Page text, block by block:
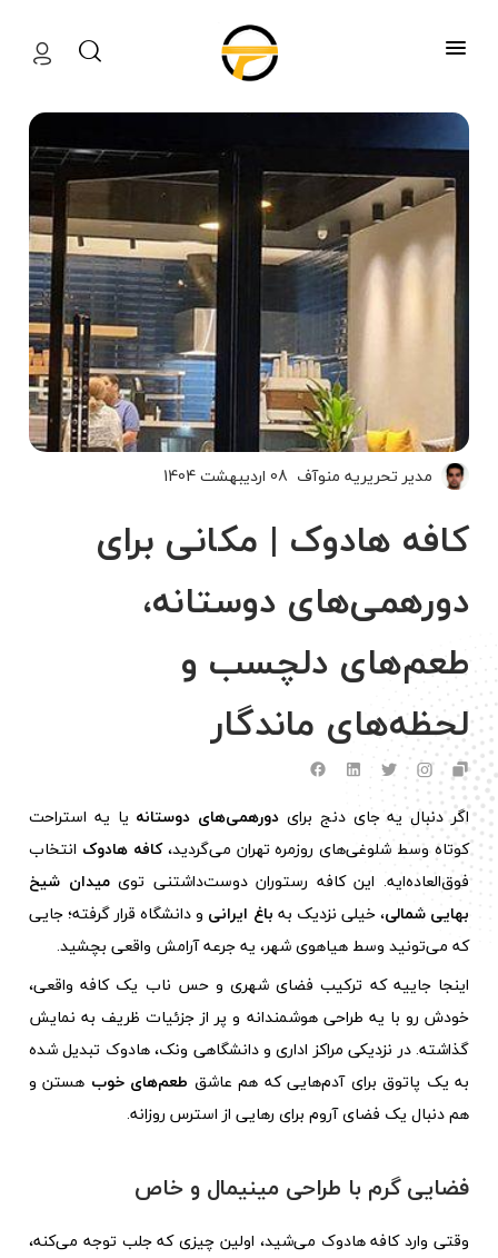
مدیر تحریریه منوآف 08 اردیبهشت 1404
کافه هادوک | مکانی برای
دورهمی‌های دوستانه،
طعم‌های دلچسب و
لحظه‌های ماندگار
اگر دنبال یه جای دنج برای دورهمی‌های دوستانه یا یه استراحت
کوتاه وسط شلوغی‌های روزمره تهران می‌گردید،کافه هادوک انتخاب
فوق‌العاده‌ایه. این کافه رستوران دوست‌داشتنی تویمیدان شیخ
بهایی شمالی، خیلی نزدیک به باغ ایرانی و دانشگاه قرار گرفته؛ جایی
که می‌تونید وسط هیاهوی شهر، یه جرعه آرامش واقعی بچشید.
اینجا جاییه که ترکیب فضای شهری و حس ناب یک کافه واقعی،
خودش رو با یه طراحی هوشمندانه و پر از جزئیات ظریف به نمایش
گذاشته. در نزدیکی مراکز اداری و دانشگاهی ونک، هادوک تبدیل شده
به یک پاتوق برای آدم‌هایی که هم عاشق طعم‌های خوب هستن و
هم دنبال یک فضای آروم برای رهایی از استرس روزانه.
فضایی گرم با طراحی مینیمال و خاص
وقتی وارد کافه هادوک می‌شید، اولین چیزی که جلب توجه می‌کنه،